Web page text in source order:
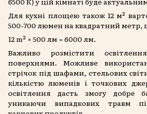
Для кухні площею також 12 м²
500-700 люмен на квадратний метр,
12 m² × 500 лм = 6000 лм.
Важливо розмістити
поверхнями. Можливе
стрічок під шафами, стельових
кількістю люменів і точкових
освітлення дасть змогу добре
уникаючи випадкових травм